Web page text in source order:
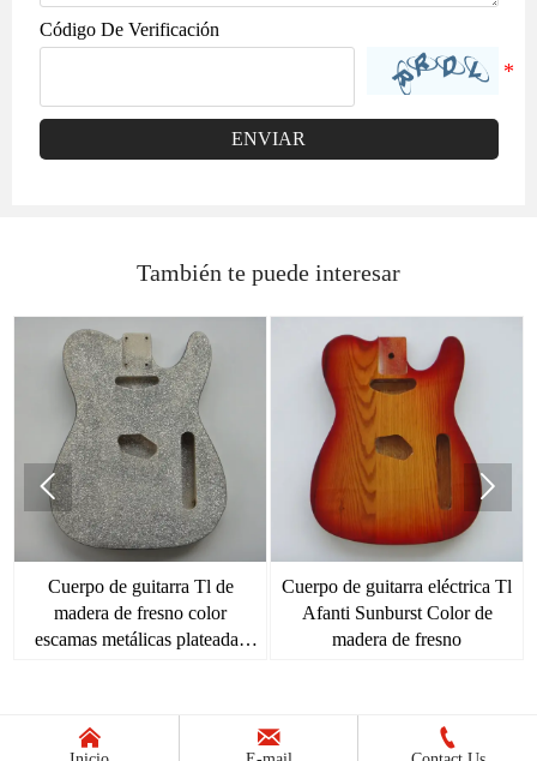
Código De Verificación
ENVIAR
También te puede interesar
Cuerpo de guitarra Tl de
madera de fresno color
escamas metálicas plateadas
Cuerpo de guitarra eléctrica Tl
Afanti Sunburst Color de
madera de fresno
 
  